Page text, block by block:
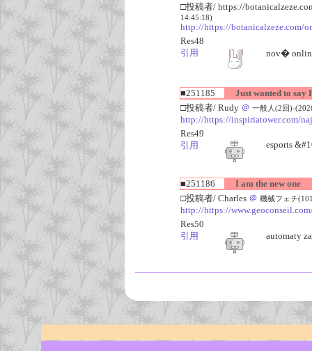
□投稿者/ https://
14:45:18)
http://https://botanicalzeze.com/
Res48
引用
nov�
■251185
Just wanted to say
□投稿者/ Rudy ＠ 一般人(2回)-
http://https://inspiriatower.com/
Res49
引用
esports
■251186
I am the new one
□投稿者/ Charles ＠ 機械フェチ
http://https://
Res50
引用
automaty